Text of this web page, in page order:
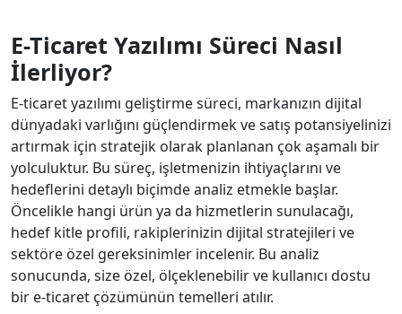
E-Ticaret Yazılımı Süreci Nasıl
İlerliyor?
E-ticaret yazılımı geliştirme süreci, markanızın dijital
dünyadaki varlığını güçlendirmek ve satış potansiyelinizi
artırmak için stratejik olarak planlanan çok aşamalı bir
yolculuktur. Bu süreç, işletmenizin ihtiyaçlarını ve
hedeflerini detaylı biçimde analiz etmekle başlar.
Öncelikle hangi ürün ya da hizmetlerin sunulacağı,
hedef kitle profili, rakiplerinizin dijital stratejileri ve
sektöre özel gereksinimler incelenir. Bu analiz
sonucunda, size özel, ölçeklenebilir ve kullanıcı dostu
bir e-ticaret çözümünün temelleri atılır.